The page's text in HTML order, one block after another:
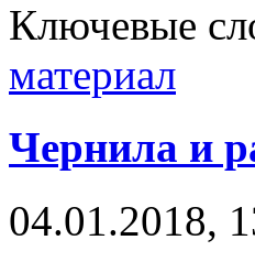
Ключевые
материал
Чернила и
04.01.2018,